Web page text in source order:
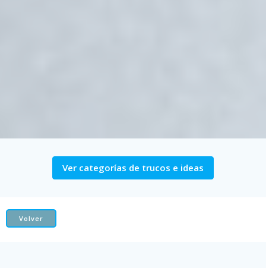
Ver categorías de trucos e ideas
Volver